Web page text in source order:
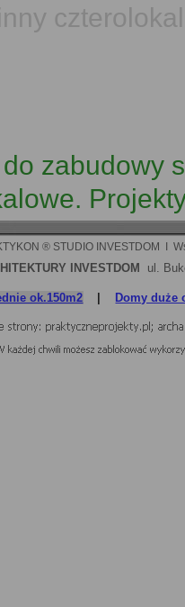
zabudowy
® STUDIO INVESTDOM  I
INVESTDOM ul.
ok.150m2 Domy duże